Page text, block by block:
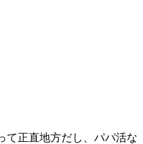
て正直地方だし、パパ活な